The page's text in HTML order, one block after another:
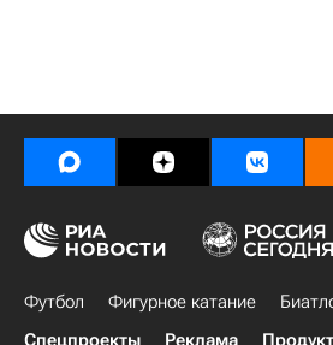
Футбол Фигурное катание
Спецпроекты
Реклама